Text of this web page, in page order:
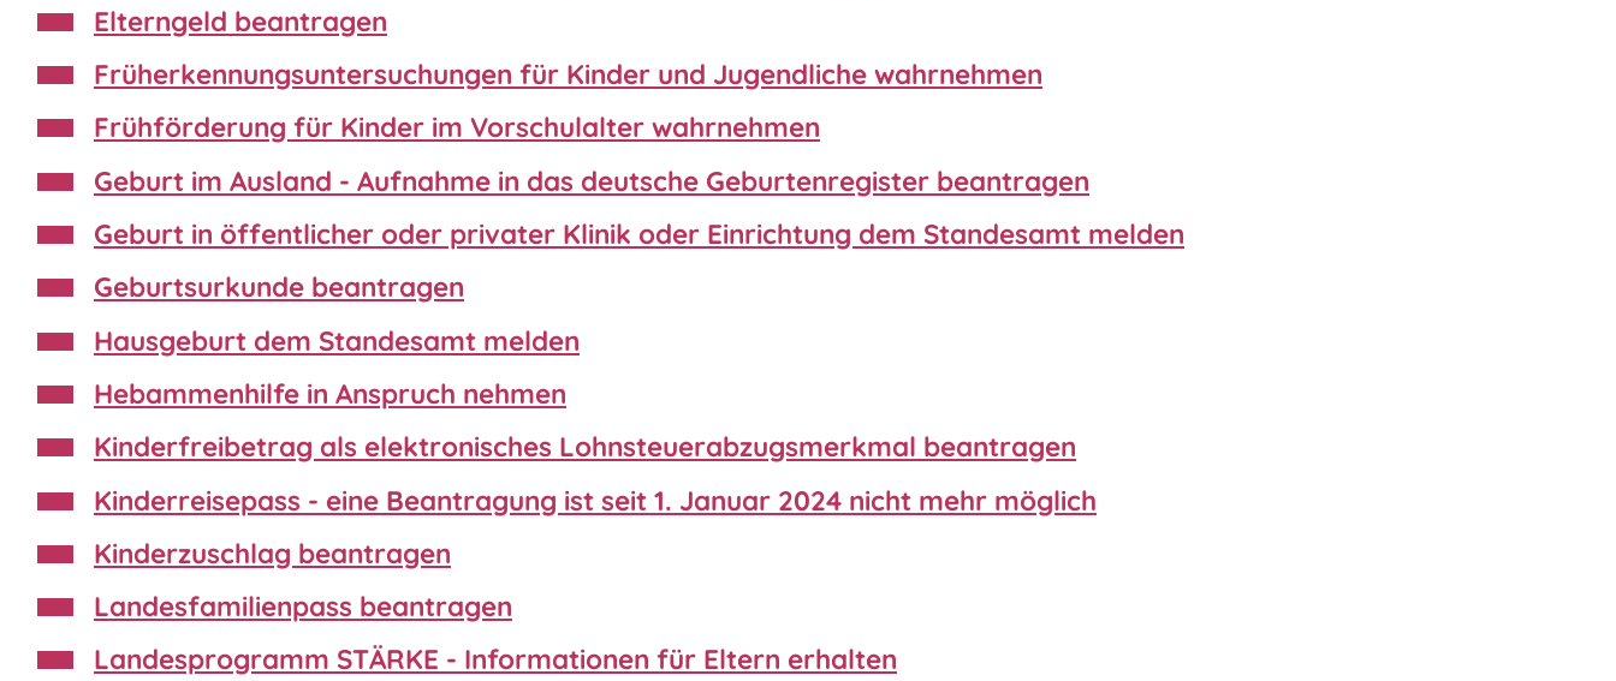
Elterngeld beantragen
Früherkennungsuntersuchungen für Kinder und Jugendliche wahrnehmen
Frühförderung für Kinder im Vorschulalter wahrnehmen
Geburt im Ausland - Aufnahme in das deutsche Geburtenregister beantragen
Geburt in öffentlicher oder privater Klinik oder Einrichtung dem Standesamt melden
Geburtsurkunde beantragen
Hausgeburt dem Standesamt melden
Hebammenhilfe in Anspruch nehmen
Kinderfreibetrag als elektronisches Lohnsteuerabzugsmerkmal beantragen
Kinderreisepass - eine Beantragung ist seit 1. Januar 2024 nicht mehr möglich
Kinderzuschlag beantragen
Landesfamilienpass beantragen
Landesprogramm STÄRKE - Informationen für Eltern erhalten